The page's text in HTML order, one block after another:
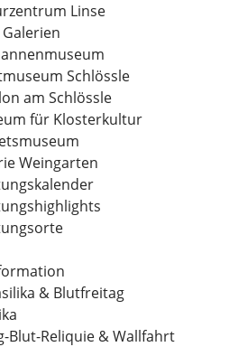
Linse
Schlössle
am Schlössle
für Klosterkultur
Weingarten
& Blutfreitag
Blut-Reliquie & Wallfahrt